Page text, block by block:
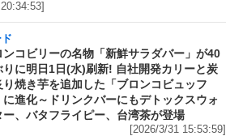
ンコビリーの名物「新鮮サラダバー」が40
りに明日1日(水)刷新! 自社開発カリーと炭
り焼き芋を追加した「ブロンコビュッフ
に進化～ドリンクバーにもデトックスウォ
ー、バタフライピー、台湾茶が登場
[2026/3/31 15:53:59]